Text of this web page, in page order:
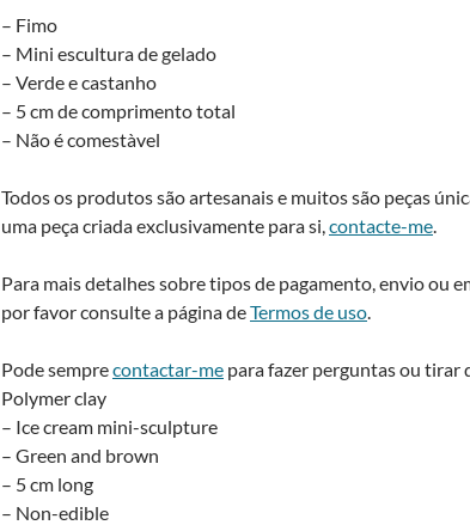
– Fimo
– Mini escultura de gelado
– Verde e castanho
– 5 cm de comprimento total
– Não é comestà­vel
Todos os produtos são artesanais e muitos são peças
uma peça criada exclusivamente para si, contacte-me
Para mais detalhes sobre tipos de pagamento, envio ou
por favor consulte a página deTermos de uso
Pode semprecontactar-me para fazer perguntas ou tirar
Polymer clay
– Ice cream mini-sculpture
– Green and brown
– 5 cm long
– Non-edible